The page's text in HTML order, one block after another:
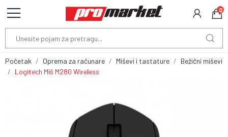
0
Početak Oprema za računare Miševi i tastature
Bežični miševi
Logitech Miš M280 Wireless